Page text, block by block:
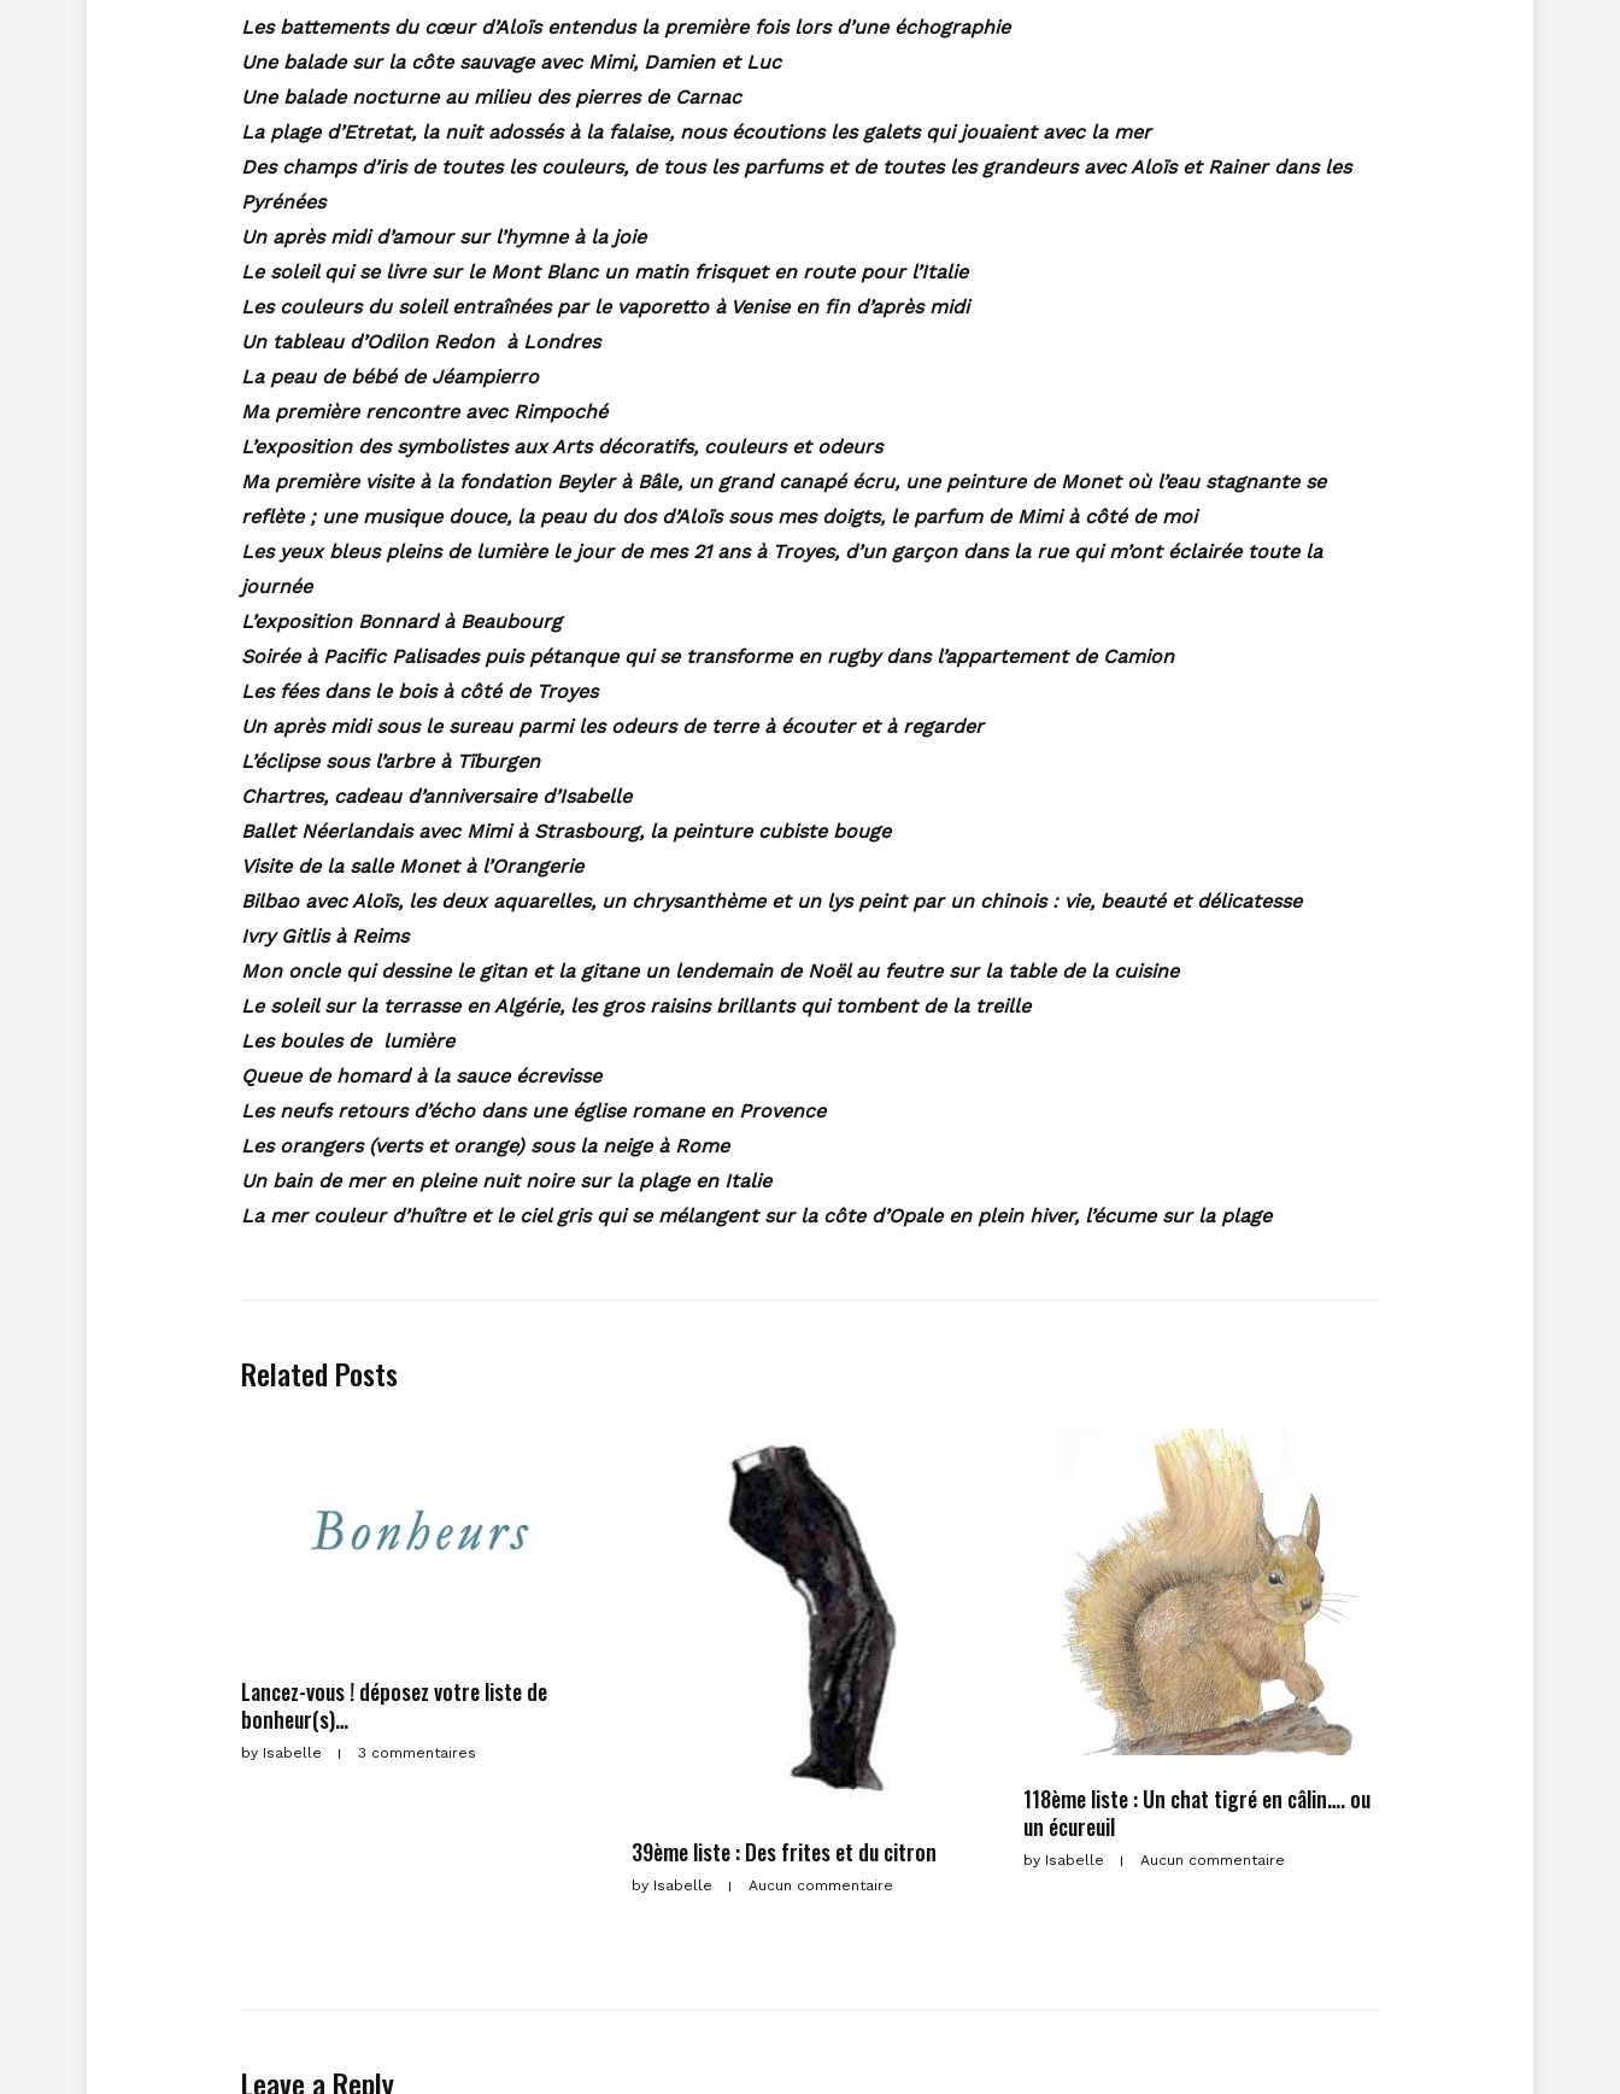
Les battements du cœur d’Aloïs entendus la première fois lors d’une échographie
Une balade sur la côte sauvage avec Mimi, Damien et Luc
Une balade nocturne au milieu des pierres de Carnac
La plage d’Etretat, la nuit adossés à la falaise, nous écoutions les galets qui jouaient avec la mer
Des champs d’iris de toutes les couleurs, de tous les parfums et de toutes les grandeurs avec Aloïs et Rainer dans les
Pyrénées
Un après midi d’amour sur l’hymne à la joie
Le soleil qui se livre sur le Mont Blanc un matin frisquet en route pour l’Italie
Les couleurs du soleil entraînées par le vaporetto à Venise en fin d’après midi
Un tableau d’Odilon Redon à Londres
La peau de bébé de Jéampierro
Ma première rencontre avec Rimpoché
L’exposition des symbolistes aux Arts décoratifs, couleurs et odeurs
Ma première visite à la fondation Beyler à Bâle, un grand canapé écru, une peinture de Monet où l’eau stagnante se
reflète ; une musique douce, la peau du dos d’Aloïs sous mes doigts, le parfum de Mimi à côté de moi
Les yeux bleus pleins de lumière le jour de mes 21 ans à Troyes, d’un garçon dans la rue qui m’ont éclairée toute la
journée
L’exposition Bonnard à Beaubourg
Soirée à Pacific Palisades puis pétanque qui se transforme en rugby dans l’appartement de Camion
Les fées dans le bois à côté de Troyes
Un après midi sous le sureau parmi les odeurs de terre à écouter et à regarder
L’éclipse sous l’arbre à Tïburgen
Chartres, cadeau d’anniversaire d’Isabelle
Ballet Néerlandais avec Mimi à Strasbourg, la peinture cubiste bouge
Visite de la salle Monet à l’Orangerie
Bilbao avec Aloïs, les deux aquarelles, un chrysanthème et un lys peint par un chinois : vie, beauté et délicatesse
Ivry Gitlis à Reims
Mon oncle qui dessine le gitan et la gitane un lendemain de Noël au feutre sur la table de la cuisine
Le soleil sur la terrasse en Algérie, les gros raisins brillants qui tombent de la treille
Les boules de lumière
Queue de homard à la sauce écrevisse
Les neufs retours d’écho dans une église romane en Provence
Les orangers (verts et orange) sous la neige à Rome
Un bain de mer en pleine nuit noire sur la plage en Italie
La mer couleur d’huître et le ciel gris qui se mélangent sur la côte d’Opale en plein hiver, l’écume sur la plage
Related Posts
Lancez-vous ! déposez votre liste de
bonheur(s)…
byIsabelle 3 commentaires
39ème liste : Des frites et du citron
by Isabelle Aucun commentaire
118ème liste : Un chat tigré en câlin…. ou
un écureuil
by Isabelle Aucun commentaire
Leave a Reply